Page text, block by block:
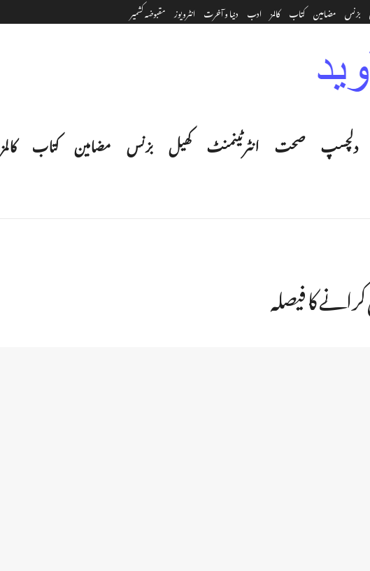
بزنس مضامین کتاب کالمز ادب دنیا و آخرت انٹرویوز مقبوضہ کشمیر
دلچسپ صحت انٹرٹینمنٹ‎ کھیل بزنس مضامین کتاب کالمز
کا فیصلہ